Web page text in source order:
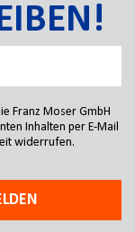
Franz Moser GmbH
Inhalten per E-Mail
widerrufen.